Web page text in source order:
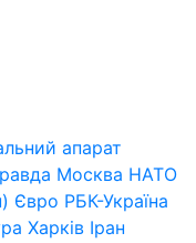
апарат
Москва НАТО
Євро РБК-Україна
Харків Іран